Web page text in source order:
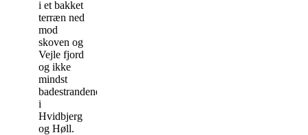
i et bakket
terræn ned
mod
skoven og
Vejle fjord
og ikke
mindst
badestrandene
i
Hvidbjerg
og Høll.